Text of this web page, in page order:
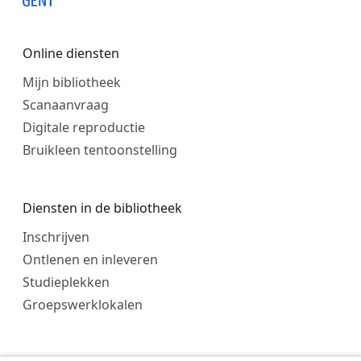
Online diensten
Mijn bibliotheek
Scanaanvraag
Digitale reproductie
Bruikleen tentoonstelling
Diensten in de bibliotheek
Inschrijven
Ontlenen en inleveren
Studieplekken
Groepswerklokalen